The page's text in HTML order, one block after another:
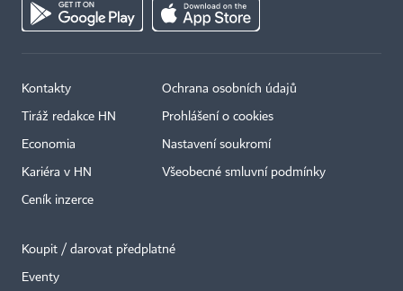
Kontakty
Tiráž redakce HN
Economia
Kariéra v HN
Ceník inzerce
Ochrana osobních údajů
Prohlášení o cookies
Nastavení soukromí
Všeobecné smluvní podmínky
Koupit / darovat předplatné
Eventy